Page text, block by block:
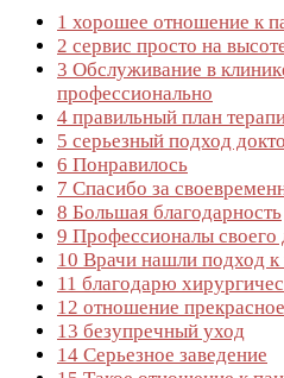
1 хорошее отношение к
2 сервис просто на
3 Обслуживание в
профессионально
4 правильный план
5 серьезный подход
6 Понравилось
7 Спасибо за
8 Большая благодарность
9 Профессионалы своего
10 Врачи нашли подход
11 благодарю
12 отношение прекрасное
13 безупречный уход
14 Серьезное заведение